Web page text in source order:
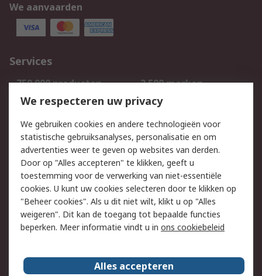
We aanvaarden
Services
750.000 producten
2.500 merken
Bestellen
Inkoopoplossingen
Track & Trace
Wettelijk
Cookiebeleid
Email veiligheid
Privacybeleid
Websitevoorwaarden
Algemene
verkoopvoorwaarden
Over RS
We respecteren uw privacy
We gebruiken cookies en andere technologieën voor
statistische gebruiksanalyses, personalisatie en om
advertenties weer te geven op websites van derden.
Door op "Alles accepteren" te klikken, geeft u
toestemming voor de verwerking van niet-essentiële
cookies. U kunt uw cookies selecteren door te klikken op
"Beheer cookies". Als u dit niet wilt, klikt u op "Alles
weigeren". Dit kan de toegang tot bepaalde functies
beperken. Meer informatie vindt u in ons cookiebeleid
Alles accepteren